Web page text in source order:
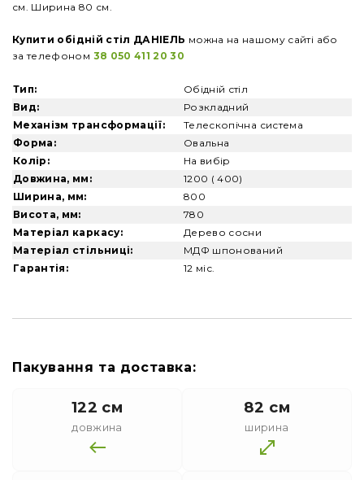
см. Ширина 80 см.
Купити обідній стіл ДАНІЕЛЬ можна на нашому сайті або
за телефоном 38 050 411 20 30
Тип:
Обідній стіл
Вид:
Розкладний
Механізм трансформації:
Телескопічна система
Форма:
Овальна
Колір:
На вибір
Довжина, мм:
1200 ( 400)
Ширина, мм:
800
Висота, мм:
780
Матеріал каркасу:
Дерево сосни
Матеріал стільниці:
МДФ шпонований
Гарантія:
12 міс.
Пакування та доставка:
122 см
довжина
82 см
ширина